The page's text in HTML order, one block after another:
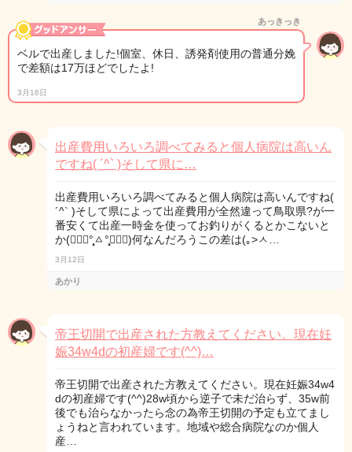
あっきっき
ベルで出産しました!個室、休日、誘発剤使用の普通分娩
で差額は17万ほどでしたよ!
3月16日
出産費用いろいろ調べてみると個人病院は高いん
ですね( ´^` )そして県に…
出産費用いろいろ調べてみると個人病院は高いんですね(
´^` )そして県によって出産費用が全然違って鳥取県?が一
番安くて出産一時金を使ってお釣りがくるとかこないと
か(๑⃙⃘°̧̧̧ㅿ°̧̧̧๑⃙⃘)何なんだろうこの差は(｡>ㅅ…
3月12日
あかり
帝王切開で出産された方教えてください。現在妊
娠34w4dの初産婦です(^^)…
帝王切開で出産された方教えてください。現在妊娠34w4
dの初産婦です(^^)28w頃から逆子で未だ治らず、35w前
後でも治らなかったら念の為帝王切開の予定も立てまし
ょうねと言われています。地域や総合病院なのか個人
産…